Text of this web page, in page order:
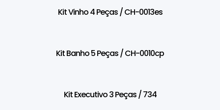
Kit Vinho 4 Peças / CH-0013es
Kit Banho 5 Peças / CH-0010cp
Kit Executivo 3 Peças / 734